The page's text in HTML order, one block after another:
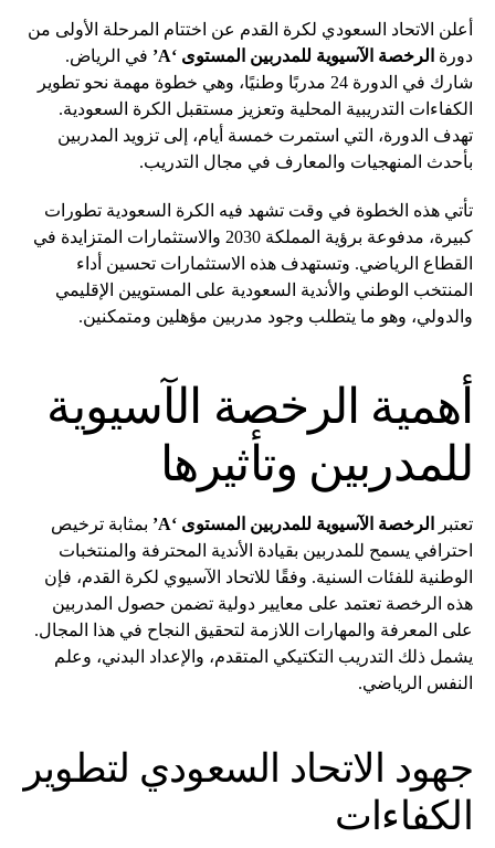
أعلن الاتحاد السعودي لكرة القدم عن اختتام المرحلة الأولى من
دورة الرخصة الآسيوية للمدربين المستوى ‘A’
في الرياض.
شارك في الدورة 24 مدربًا وطنيًا، وهي خطوة مهمة نحو تطوير
الكفاءات التدريبية المحلية وتعزيز مستقبل الكرة السعودية.
تهدف الدورة، التي استمرت خمسة أيام، إلى تزويد المدربين
بأحدث المنهجيات والمعارف في مجال التدريب.
تأتي هذه الخطوة في وقت تشهد فيه الكرة السعودية تطورات
كبيرة، مدفوعة برؤية المملكة 2030 والاستثمارات المتزايدة في
القطاع الرياضي. وتستهدف هذه الاستثمارات تحسين أداء
المنتخب الوطني والأندية السعودية على المستويين الإقليمي
والدولي، وهو ما يتطلب وجود مدربين مؤهلين ومتمكنين.
أهمية الرخصة الآسيوية
للمدربين وتأثيرها
تعتبر الرخصة الآسيوية للمدربين المستوى ‘A’
بمثابة ترخيص
احترافي يسمح للمدربين بقيادة الأندية المحترفة والمنتخبات
الوطنية للفئات السنية. وفقًا للاتحاد الآسيوي لكرة القدم، فإن
هذه الرخصة تعتمد على معايير دولية تضمن حصول المدربين
على المعرفة والمهارات اللازمة لتحقيق النجاح في هذا المجال.
يشمل ذلك التدريب التكتيكي المتقدم، والإعداد البدني، وعلم
النفس الرياضي.
جهود الاتحاد السعودي لتطوير
الكفاءات